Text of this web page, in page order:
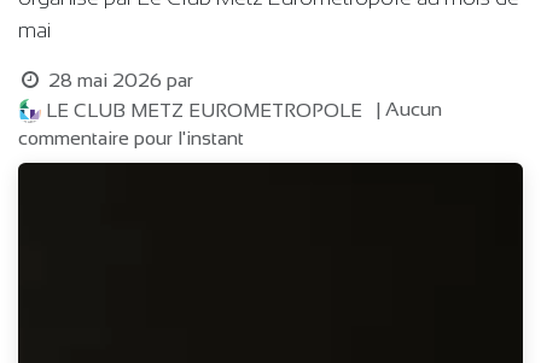
mai
28 mai 2026 par
LE CLUB METZ EUROMETROPOLE
| Aucun
commentaire pour l'instant